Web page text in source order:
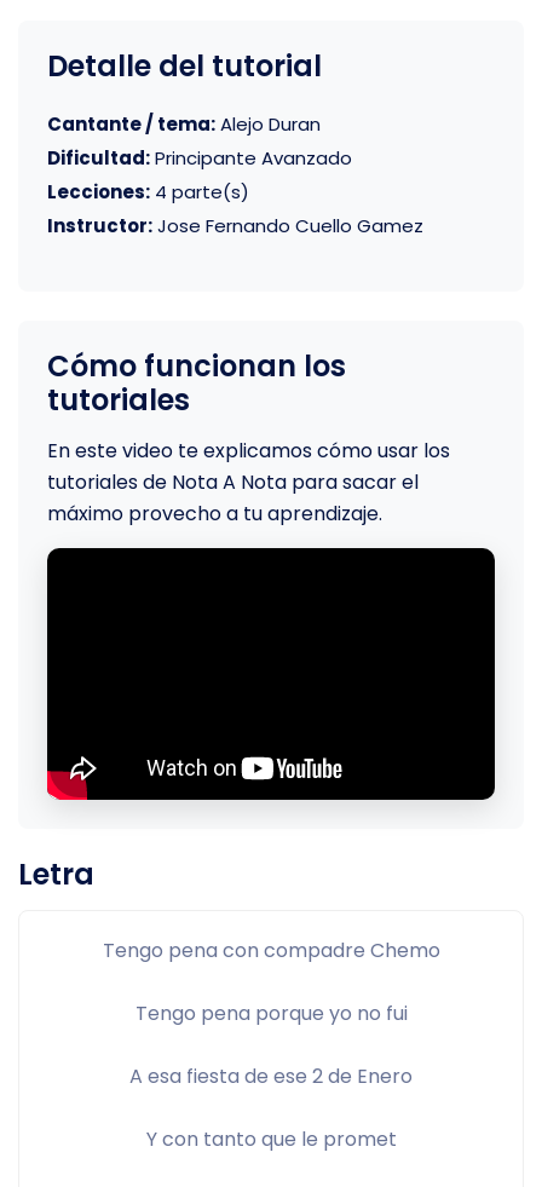
Detalle del tutorial
Cantante / tema:Alejo Duran
Dificultad:Principante Avanzado
Lecciones: 4 parte(s)
Instructor:Jose Fernando Cuello Gamez
Cómo funcionan los
tutoriales
En este video te explicamos cómo usar los
tutoriales de Nota A Nota para sacar el
máximo provecho a tu aprendizaje.
Letra
Tengo pena con compadre Chemo
Tengo pena porque yo no fui
A esa fiesta de ese 2 de Enero
Y con tanto que le promet